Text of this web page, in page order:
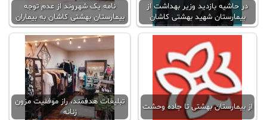
در حاشیه بازدید وزیر بهداشت از
بیمارستان شهید بهشتی کاشان
نامه یک شهروند از عدم توجه
بیمارستان بهشتی کاشان به بیماران
از بیمارستان بهشتی تا جاده وحشت
تبلیغات هدفمند، راز موفقیت مزون
زنانه